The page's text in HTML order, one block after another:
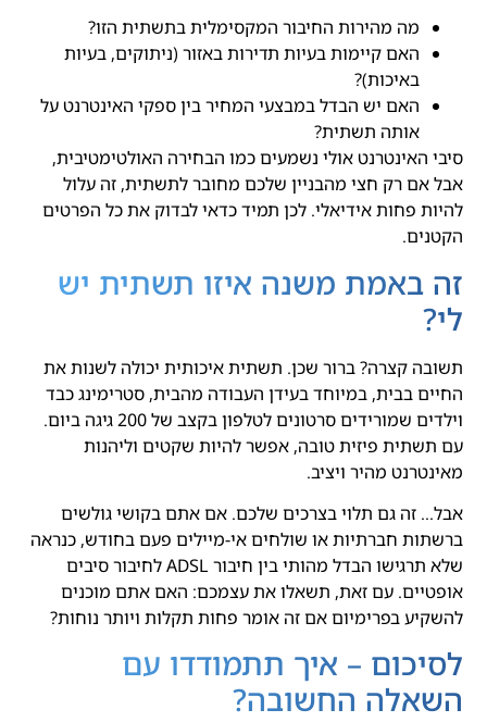
מה מהירות החיבור המקסימלית בתשתית הזו?
האם קיימות בעיות תדירות באזור (ניתוקים, בעיות
באיכות)?
האם יש הבדל במבצעי המחיר בין ספקי האינטרנט על
אותה תשתית?
סיבי האינטרנט אולי נשמעים כמו הבחירה האולטימטיבית,
אבל אם רק חצי מהבניין שלכם מחובר לתשתית, זה עלול
להיות פחות אידיאלי. לכן תמיד כדאי לבדוק את כל הפרטים
הקטנים.
זה באמת משנה איזו תשתית יש
לי?
תשובה קצרה? ברור שכן. תשתית איכותית יכולה לשנות את
החיים בבית, במיוחד בעידן העבודה מהבית, סטרימינג כבד
וילדים שמורידים סרטונים לטלפון בקצב של 200 גיגה ביום.
עם תשתית פיזית טובה, אפשר להיות שקטים וליהנות
מאינטרנט מהיר ויציב.
אבל… זה גם תלוי בצרכים שלכם. אם אתם בקושי גולשים
ברשתות חברתיות או שולחים אי-מיילים פעם בחודש, כנראה
שלא תרגישו הבדל מהותי בין חיבור ADSL לחיבור סיבים
אופטיים. עם זאת, תשאלו את עצמכם: האם אתם מוכנים
להשקיע בפרימיום אם זה אומר פחות תקלות ויותר נוחות?
לסיכום – איך תתמודדו עם
השאלה החשובה?